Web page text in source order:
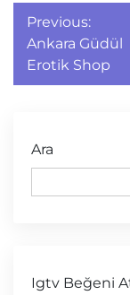
Yazı
Previous:
Ankara Güdül
Erotik Shop
Ara
Igtv Beğeni